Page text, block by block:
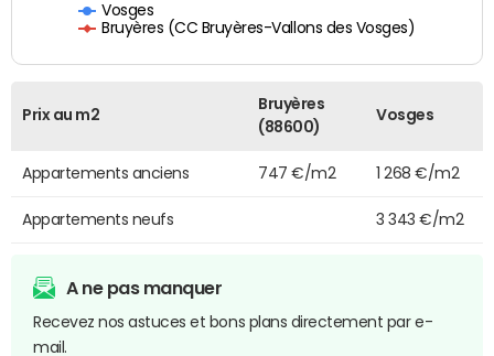
Vosges
Bruyères (CC Bruyères-Vallons des Vosges)
Prix au m2
Bruyères
(88600)
Vosges
Appartements anciens 747 €/m2 1 268 €/m2
Appartements neufs 3 343 €/m2
A ne pas manquer
Recevez nos astuces et bons plans directement par e-
mail.